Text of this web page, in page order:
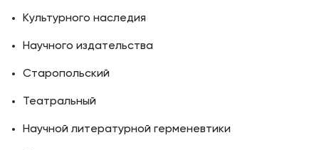
Культурного наследия
Научного издательства
Старопольский
Театральный
Научной литературной герменевтики